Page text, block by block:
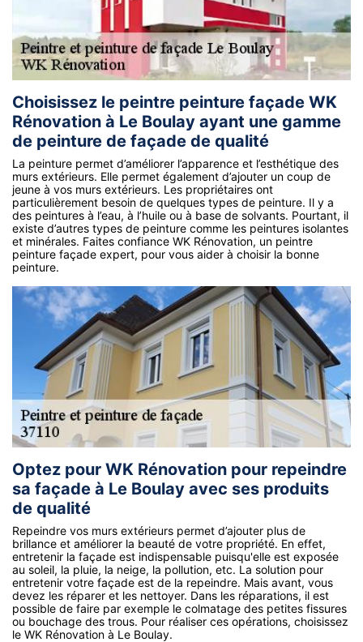
Choisissez le peintre peinture façade WK
Rénovation à Le Boulay ayant une gamme
de peinture de façade de qualité
La peinture permet d’améliorer l’apparence et l’esthétique des
murs extérieurs. Elle permet également d’ajouter un coup de
jeune à vos murs extérieurs. Les propriétaires ont
particulièrement besoin de quelques types de peinture. Il y a
des peintures à l’eau, à l’huile ou à base de solvants. Pourtant, il
existe d’autres types de peinture comme les peintures isolantes
et minérales. Faites confiance WK Rénovation, un peintre
peinture façade expert, pour vous aider à choisir la bonne
peinture.
Optez pour WK Rénovation pour repeindre
sa façade à Le Boulay avec ses produits
de qualité
Repeindre vos murs extérieurs permet d’ajouter plus de
brillance et améliorer la beauté de votre propriété. En effet,
entretenir la façade est indispensable puisqu'elle est exposée
au soleil, la pluie, la neige, la pollution, etc. La solution pour
entretenir votre façade est de la repeindre. Mais avant, vous
devez les réparer et les nettoyer. Dans les réparations, il est
possible de faire par exemple le colmatage des petites fissures
ou bouchage des trous. Pour réaliser ces opérations, choisissez
le WK Rénovation à Le Boulay.